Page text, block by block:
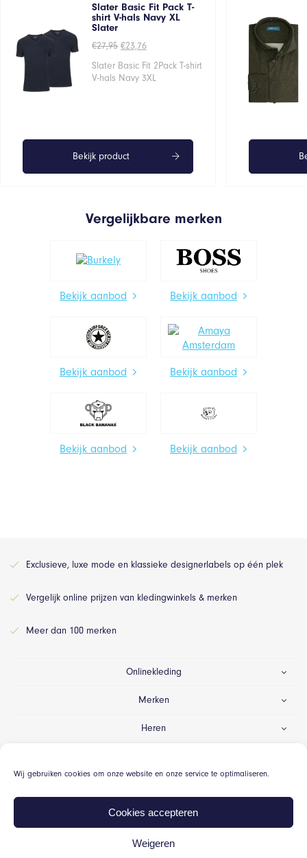
Wij gebruiken cookies om onze website en onze service te optimaliseren.
Cookies accepteren
Weigeren
Slater Basic Fit Pack T-
shirt V-hals Navy XL
Slater
€27,95 Oorspronkelijke
was:
€27,95.
€23,76Huidige
is:
€23,76.
Slater Basic Fit 2Pack T-shirt
V-hals Navy 3XL
Bekijk product
Vergelijkbare merken
Bekijk aanbod Bekijk aanbod
Bekijk aanbod Bekijk aanbod
Bekijk aanbod Bekijk aanbod
Exclusieve, luxe mode en klassieke designerlabels op één plek
Vergelijk online prijzen van kledingwinkels & merken
Meer dan 100 merken
Onlinekleding
Merken
Heren